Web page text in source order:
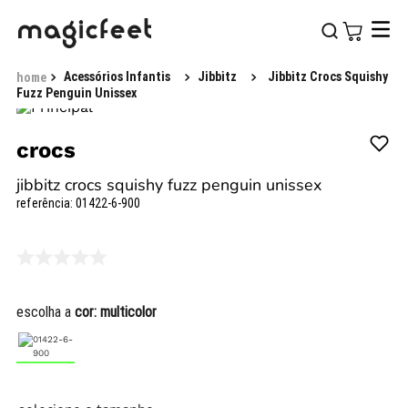
Acessórios Infantis Jibbitz
Jibbitz Crocs Squishy
Fuzz Penguin Unissex
crocs
jibbitz crocs squishy fuzz penguin unissex
referência: 01422-6-900
escolha a cor: multicolor